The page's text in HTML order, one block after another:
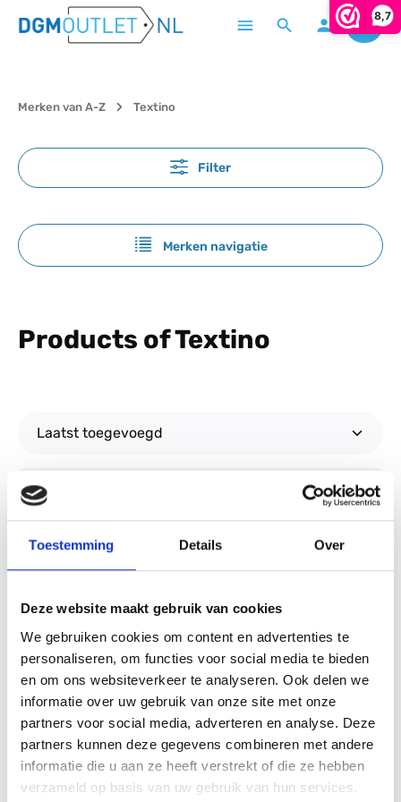
Toestemming Details Over
Deze website maakt gebruik van cookies
We gebruiken cookies om content en advertenties te
personaliseren, om functies voor social media te bieden
en om ons websiteverkeer te analyseren. Ook delen we
informatie over uw gebruik van onze site met onze
partners voor social media, adverteren en analyse. Deze
partners kunnen deze gegevens combineren met andere
informatie die u aan ze heeft verstrekt of die ze hebben
verzameld op basis van uw gebruik van hun services.
8,7
Ga naar de hoofdinhoud
Merken van A-Z Textino
Filter
Merken navigatie
Products of Textino
33.36